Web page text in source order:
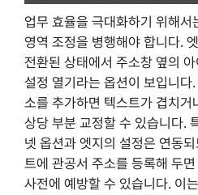
업무 효율을 극대화하기 위해
영역 조정을 병행해야 합니다.
전환된 상태에서 주소창 옆의
설정 열기라는 옵션이 보입니다
소를 추가하면 텍스트가 겹치거
상당 부분 교정할 수 있습니다.
넷 옵션과 엣지의 설정은 연동
트에 관공서 주소를 등록해 두
사전에 예방할 수 있습니다. 이